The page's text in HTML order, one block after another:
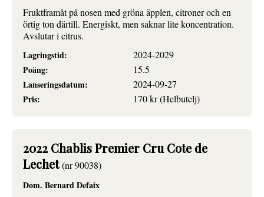
Fruktframåt på nosen med gröna äpplen, citroner och en
örtig ton därtill. Energiskt, men saknar lite koncentration.
Avslutar i citrus.
Lagringstid:
2024-2029
Poäng:
15.5
Lanseringsdatum:
2024-09-27
Pris:
170 kr (Helbutelj)
2022 Chablis Premier Cru Cote de
Lechet(nr 90038)
Dom. Bernard Defaix